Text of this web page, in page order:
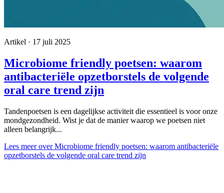
Artikel · 17 juli 2025
Microbiome friendly poetsen: waarom
antibacteriële opzetborstels de volgende
oral care trend zijn
Tandenpoetsen is een dagelijkse activiteit die essentieel is voor onze
mondgezondheid. Wist je dat de manier waarop we poetsen niet
alleen belangrijk...
Lees meerover Microbiome friendly poetsen: waarom antibacteriële
opzetborstels de volgende oral care trend zijn